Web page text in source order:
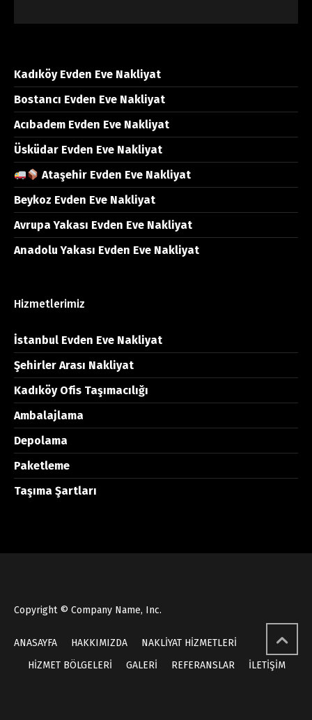
Kadıköy Evden Eve Nakliyat
Bostancı Evden Eve Nakliyat
Acıbadem Evden Eve Nakliyat
Üsküdar Evden Eve Nakliyat
Ataşehir Evden Eve Nakliyat
Beykoz Evden Eve Nakliyat
Avrupa Yakası Evden Eve Nakliyat
Anadolu Yakası Evden Eve Nakliyat
Hizmetlerimiz
İstanbul Evden Eve Nakliyat
Şehirler Arası Nakliyat
Kadıköy Ofis Taşımacılığı
Ambalajlama
Depolama
Paketleme
Taşıma Şartları
Copyright © Company Name, Inc.
ANASAYFA HAKKIMIZDA
NAKLİYAT HİZMETLERİ
HİZMET BÖLGELERİ
GALERİ REFERANSLAR İLETİŞİM